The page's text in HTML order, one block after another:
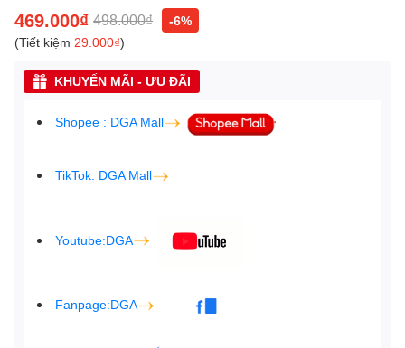
469.000₫ 498.000₫
-6%
(Tiết kiệm 29.000₫)
KHUYẾN MÃI - ƯU ĐÃI
Shopee : DGA Mall
TikTok: DGA Mall
Youtube:DGA
Fanpage:DGA